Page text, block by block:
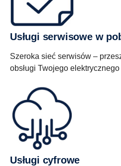
Usługi serwisowe w
Szeroka sieć serwisów –
obsługi Twojego
Usługi cyfrowe